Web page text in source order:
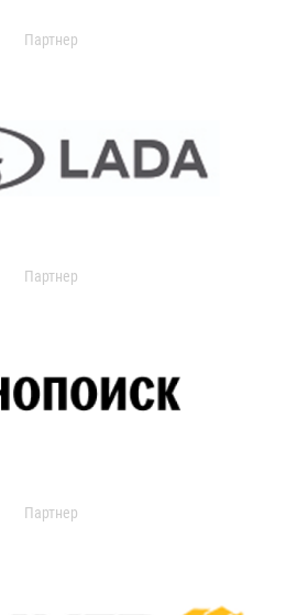
Партнер
Партнер
Партнер